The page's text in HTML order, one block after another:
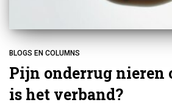
BLOGS EN COLUMNS
Pijn onderrug nieren
is het verband?